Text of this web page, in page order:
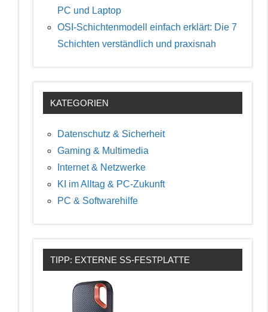
PC und Laptop
OSI-Schichtenmodell einfach erklärt: Die 7
Schichten verständlich und praxisnah
KATEGORIEN
Datenschutz & Sicherheit
Gaming & Multimedia
Internet & Netzwerke
KI im Alltag & PC-Zukunft
PC & Softwarehilfe
TIPP: EXTERNE SS-FESTPLATTE